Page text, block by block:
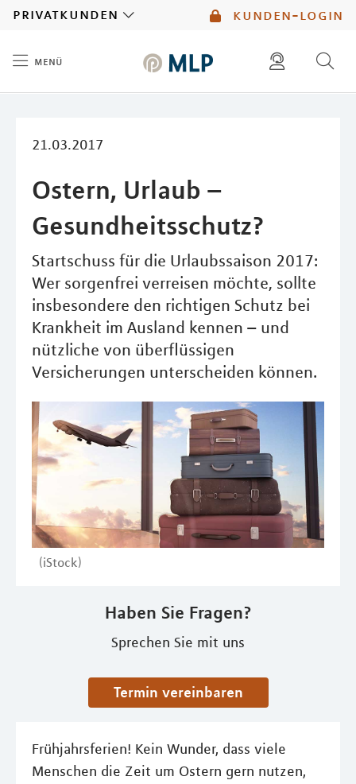
kunden-login
privatkunden
menü
21.03.2017
Ostern, Urlaub –
Gesundheitsschutz?
Startschuss für die Urlaubssaison 2017:
Wer sorgenfrei verreisen möchte, sollte
insbesondere den richtigen Schutz bei
Krankheit im Ausland kennen – und
nützliche von überflüssigen
Versicherungen unterscheiden können.
(iStock)
Haben Sie Fragen?
Sprechen Sie mit uns
Termin vereinbaren
Frühjahrsferien! Kein Wunder, dass viele
Menschen die Zeit um Ostern gern nutzen,